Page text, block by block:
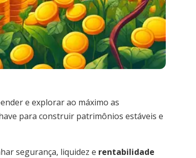
e explorar ao máximo as
para construir patrimônios estáveis e
segurança, liquidez e rentabilidade